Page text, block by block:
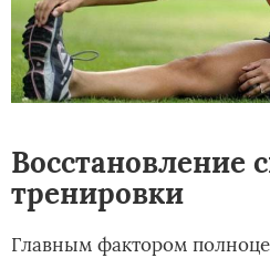
Восстановление
тренировки
Главным фактором